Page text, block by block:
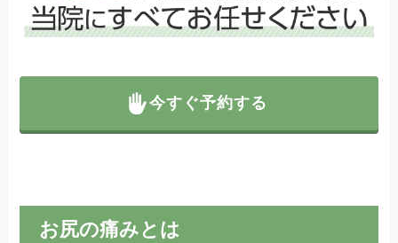
今すぐ予約する
お尻の痛みとは